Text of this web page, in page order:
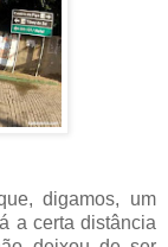
digamos, um
a certa distância